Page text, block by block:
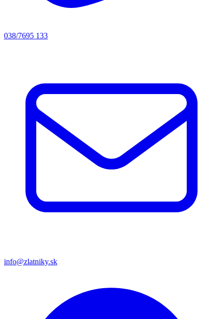
038/7695 133
info@zlatniky.sk